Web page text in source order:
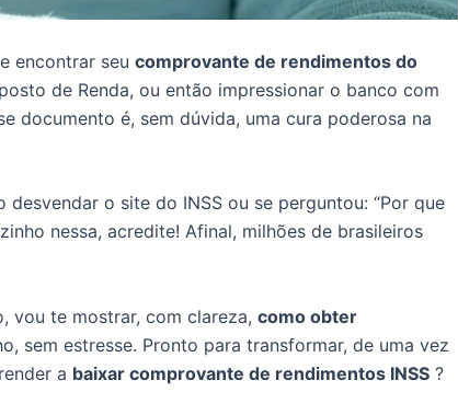
encontrar seu comprovante de rendimentos do
de Renda, ou então impressionar o banco com
documento é, sem dúvida, uma cura poderosa na
o site do INSS ou se perguntou: “Por que
nessa, acredite! Afinal, milhões de brasileiros
vou te mostrar, com clareza, como obter
sem estresse. Pronto para transformar, de uma vez
a baixar comprovante de rendimentos INSS ?